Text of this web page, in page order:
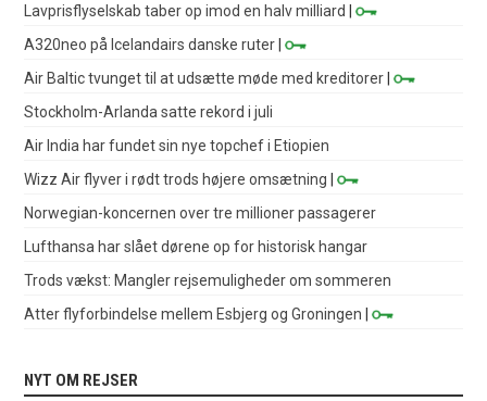
Lavprisflyselskab taber op imod en halv milliard
|
A320neo på Icelandairs danske ruter |
Air Baltic tvunget til at udsætte møde med kreditorer |
Stockholm-Arlanda satte rekord i juli
Air India har fundet sin nye topchef i Etiopien
Wizz Air flyver i rødt trods højere omsætning |
Norwegian-koncernen over tre millioner passagerer
Lufthansa har slået dørene op for historisk hangar
Trods vækst: Mangler rejsemuligheder om sommeren
Atter flyforbindelse mellem Esbjerg og Groningen |
NYT OM REJSER